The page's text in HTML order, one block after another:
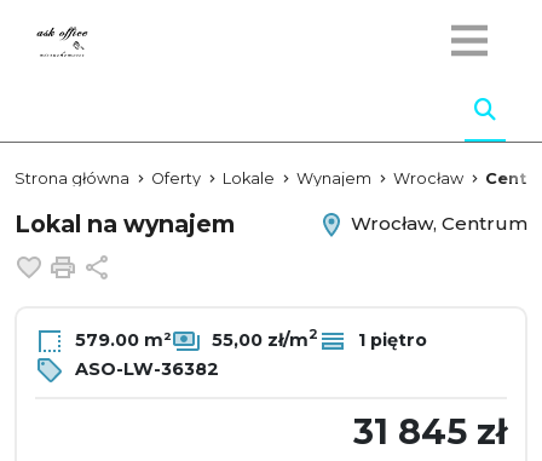
Strona główna Oferty Lokale Wynajem Wrocław
Lokal na wynajem
Wrocław, Centrum
Dodaj do ulubionych
Drukuj
579.00 m² 55,00 zł/m2
1 piętro
ASO-LW-36382
31 845 zł